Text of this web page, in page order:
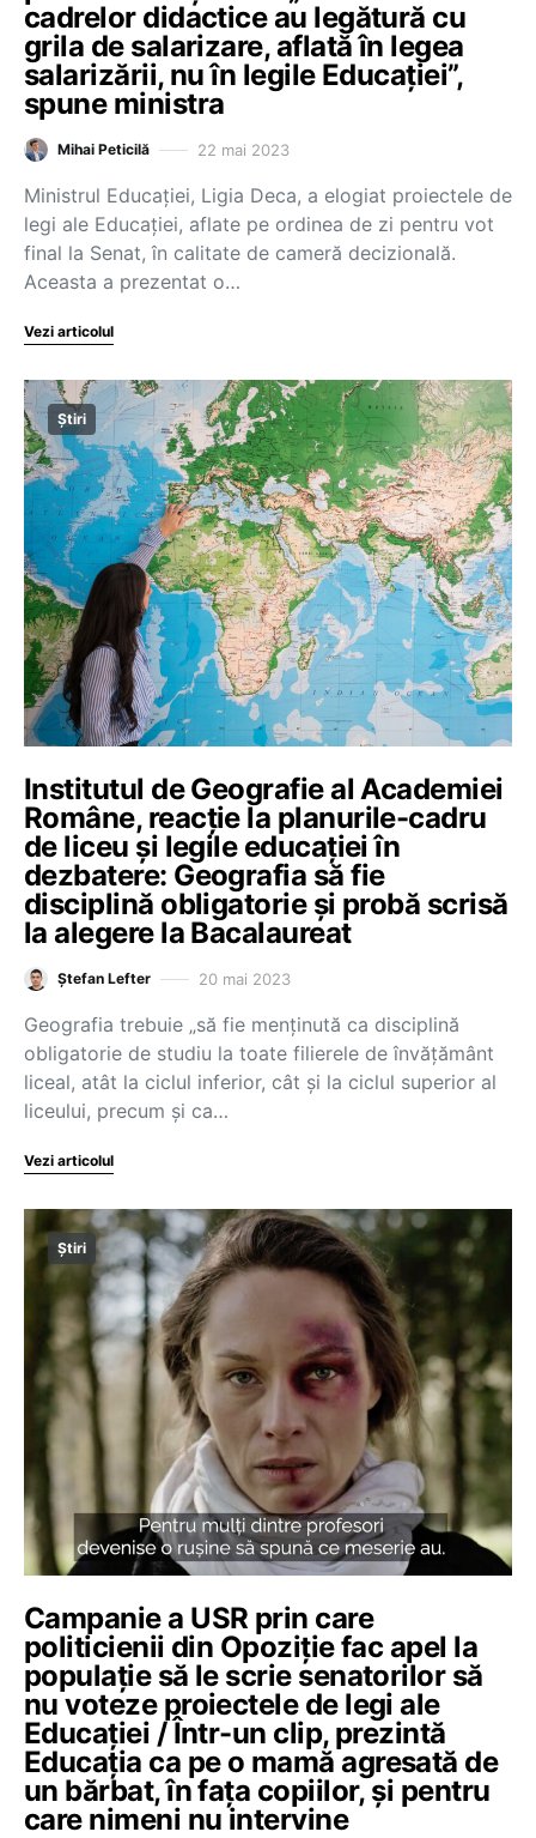
cadrelor didactice au legătură cu
grila de salarizare, aflată în legea
salarizării, nu în legile Educației”,
spune ministra
Mihai Peticilă 22 mai 2023
Ministrul Educației, Ligia Deca, a elogiat proiectele de
legi ale Educației, aflate pe ordinea de zi pentru vot
final la Senat, în calitate de cameră decizională.
Aceasta a prezentat o…
Vezi articolul
Știri
Institutul de Geografie al Academiei
Române, reacție la planurile-cadru
de liceu și legile educației în
dezbatere: Geografia să fie
disciplină obligatorie și probă scrisă
la alegere la Bacalaureat
Ștefan Lefter 20 mai 2023
Geografia trebuie „să fie menținută ca disciplină
obligatorie de studiu la toate filierele de învățământ
liceal, atât la ciclul inferior, cât și la ciclul superior al
liceului, precum și ca…
Vezi articolul
Știri
Campanie a USR prin care
politicienii din Opoziție fac apel la
populație să le scrie senatorilor să
nu voteze proiectele de legi ale
Educației / Într-un clip, prezintă
Educația ca pe o mamă agresată de
un bărbat, în fața copiilor, și pentru
care nimeni nu intervine